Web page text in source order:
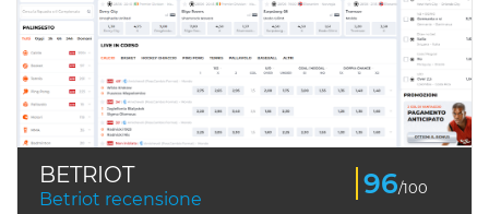
BETRIOT
Betriot recensione 96/100